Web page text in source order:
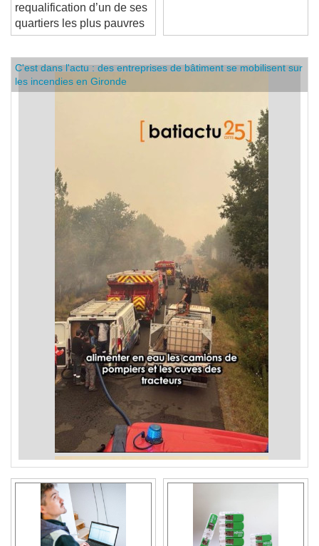
requalification d’un de ses
quartiers les plus pauvres
C'est dans l'actu : des entreprises de bâtiment se mobilisent sur
les incendies en Gironde